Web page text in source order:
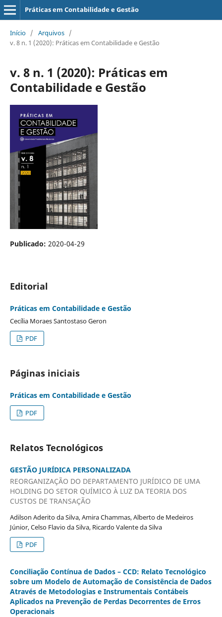
Práticas em Contabilidade e Gestão
Início / Arquivos /
v. 8 n. 1 (2020): Práticas em Contabilidade e Gestão
v. 8 n. 1 (2020): Práticas em
Contabilidade e Gestão
Publicado: 2020-04-29
Editorial
Práticas em Contabilidade e Gestão
Cecília Moraes Santostaso Geron
PDF
Páginas iniciais
Práticas em Contabilidade e Gestão
PDF
Relatos Tecnológicos
GESTÃO JURÍDICA PERSONALIZADA
REORGANIZAÇÃO DO DEPARTAMENTO JURÍDICO DE UMA
HOLDING DO SETOR QUÍMICO À LUZ DA TEORIA DOS
CUSTOS DE TRANSAÇÃO
Adilson Aderito da Silva, Amira Chammas, Alberto de Medeiros
Júnior, Celso Flavio da Silva, Ricardo Valente da Silva
PDF
Conciliação Contínua de Dados – CCD: Relato Tecnológico
sobre um Modelo de Automação de Consistência de Dados
Através de Metodologias e Instrumentais Contábeis
Aplicados na Prevenção de Perdas Decorrentes de Erros
Operacionais